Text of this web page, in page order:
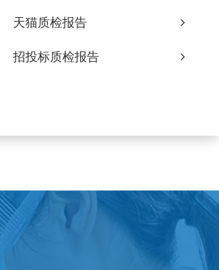
天猫质检报告
招投标质检报告